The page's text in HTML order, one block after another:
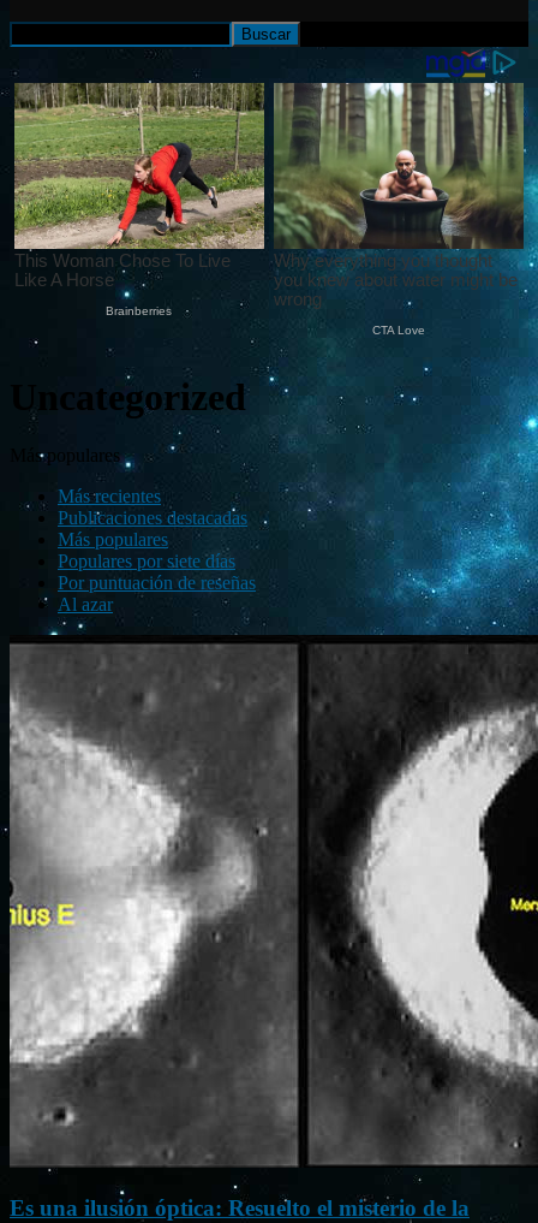
Uncategorized
Más populares
Más recientes
Publicaciones destacadas
Más populares
Populares por siete días
Por puntuación de reseñas
Al azar
Es una ilusión óptica: Resuelto el misterio de la